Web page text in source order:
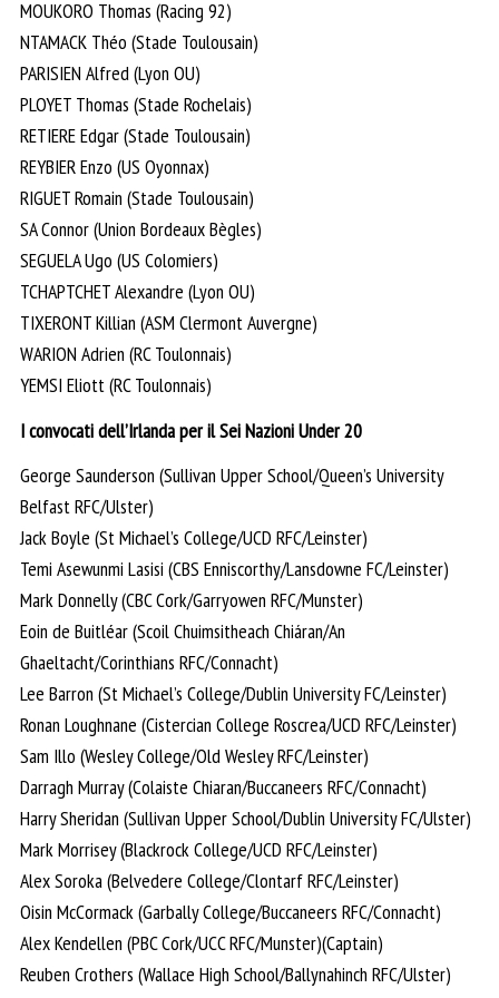
MOUKORO Thomas (Racing 92)
NTAMACK Théo (Stade Toulousain)
PARISIEN Alfred (Lyon OU)
PLOYET Thomas (Stade Rochelais)
RETIERE Edgar (Stade Toulousain)
REYBIER Enzo (US Oyonnax)
RIGUET Romain (Stade Toulousain)
SA Connor (Union Bordeaux Bègles)
SEGUELA Ugo (US Colomiers)
TCHAPTCHET Alexandre (Lyon OU)
TIXERONT Killian (ASM Clermont Auvergne)
WARION Adrien (RC Toulonnais)
YEMSI Eliott (RC Toulonnais)
I convocati dell’Irlanda per il Sei Nazioni Under 20
George Saunderson (Sullivan Upper School/Queen’s University
Belfast RFC/Ulster)
Jack Boyle (St Michael’s College/UCD RFC/Leinster)
Temi Asewunmi Lasisi (CBS Enniscorthy/Lansdowne FC/Leinster)
Mark Donnelly (CBC Cork/Garryowen RFC/Munster)
Eoin de Buitléar (Scoil Chuimsitheach Chiáran/An
Ghaeltacht/Corinthians RFC/Connacht)
Lee Barron (St Michael’s College/Dublin University FC/Leinster)
Ronan Loughnane (Cistercian College Roscrea/UCD RFC/Leinster)
Sam Illo (Wesley College/Old Wesley RFC/Leinster)
Darragh Murray (Colaiste Chiaran/Buccaneers RFC/Connacht)
Harry Sheridan (Sullivan Upper School/Dublin University FC/Ulster)
Mark Morrisey (Blackrock College/UCD RFC/Leinster)
Alex Soroka (Belvedere College/Clontarf RFC/Leinster)
Oisin McCormack (Garbally College/Buccaneers RFC/Connacht)
Alex Kendellen (PBC Cork/UCC RFC/Munster)(Captain)
Reuben Crothers (Wallace High School/Ballynahinch RFC/Ulster)